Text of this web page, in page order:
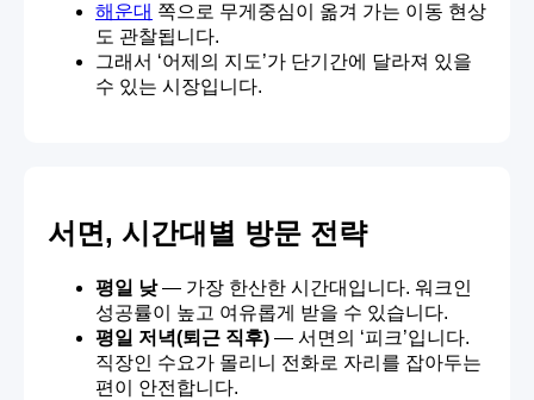
해운대 쪽으로 무게중심이 옮겨 가는 이동 현상
도 관찰됩니다.
그래서 ‘어제의 지도’가 단기간에 달라져 있을
수 있는 시장입니다.
서면, 시간대별 방문 전략
평일 낮— 가장 한산한 시간대입니다. 워크인
성공률이 높고 여유롭게 받을 수 있습니다.
평일 저녁(퇴근 직후) — 서면의 ‘피크’입니다.
직장인 수요가 몰리니 전화로 자리를 잡아두는
편이 안전합니다.